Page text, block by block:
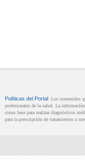
Políticas del Portal . Los contenidos
profesionales de la salud. La
como base para realizar diagnósticos
para la prescripción de tratamientos o